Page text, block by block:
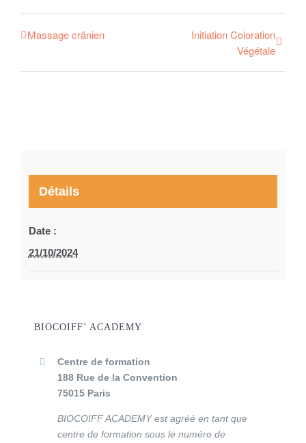
Massage crânien
Initiation Coloration
Végétale
Détails
Date :
21/10/2024
BIOCOIFF’ ACADEMY
Centre de formation
188 Rue de la Convention
75015 Paris
BIOCOIFF ACADEMY est agréé en tant que
centre de formation sous le numéro de